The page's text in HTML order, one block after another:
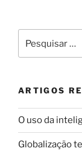
por:
ARTIGOS
O uso da
Globalização